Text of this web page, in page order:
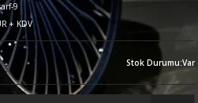
9
+ KDV
Stok Durumu:Var